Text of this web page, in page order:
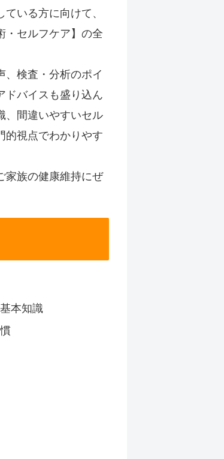
いる方に向けて、
・セルフケア】の全
、検査・分析のポイ
ドバイスも盛り込ん
、間違いやすいセル
的視点でわかりやす
家族の健康維持にぜ
本知識